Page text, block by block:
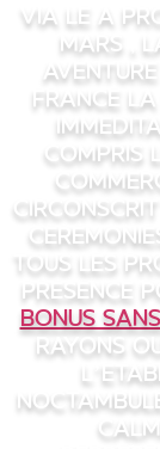
Via le a
mars ,
france la
compris
circonscrit
tous les
presence
bonus
rayons